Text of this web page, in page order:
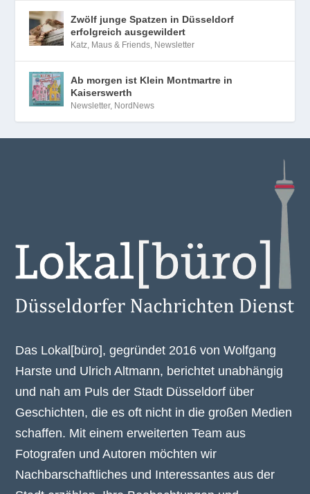
Zwölf junge Spatzen in Düsseldorf
erfolgreich ausgewildert
Katz, Maus & Friends, Newsletter
Ab morgen ist Klein Montmartre in
Kaiserswerth
Newsletter, NordNews
Das Lokal[büro], gegründet 2016 von Wolfgang
Harste und Ulrich Altmann, berichtet unabhängig
und nah am Puls der Stadt Düsseldorf über
Geschichten, die es oft nicht in die großen Medien
schaffen. Mit einem erweiterten Team aus
Fotografen und Autoren möchten wir
Nachbarschaftliches und Interessantes aus der